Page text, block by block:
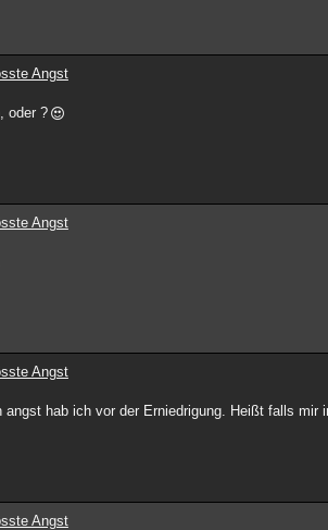
Angst
oder ?
Angst
Angst
angst hab ich vor der Erniedrigung. Heißt falls mir
Angst